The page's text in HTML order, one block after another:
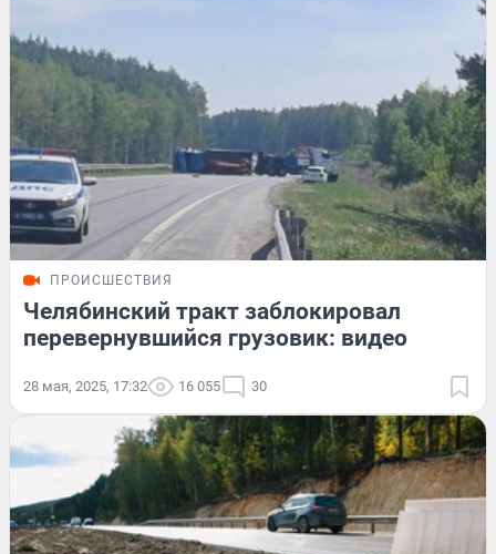
ПРОИСШЕСТВИЯ
Челябинский тракт заблокировал
перевернувшийся грузовик: видео
28 мая, 2025, 17:32 16 055 30